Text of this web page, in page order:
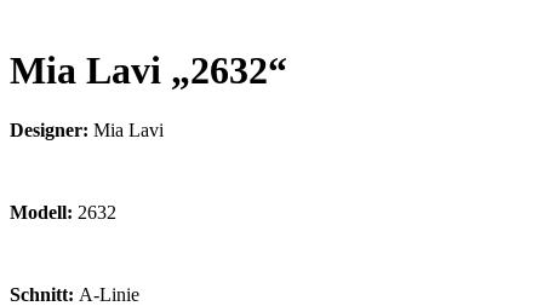
Mia Lavi „2632“
Designer: Mia Lavi
Modell: 2632
Schnitt: A-Linie